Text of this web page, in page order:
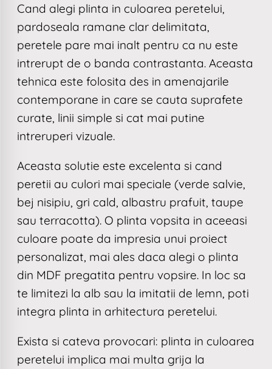
Cand alegi plinta in culoarea peretelui,
pardoseala ramane clar delimitata,
peretele pare mai inalt pentru ca nu este
intrerupt de o banda contrastanta. Aceasta
tehnica este folosita des in amenajarile
contemporane in care se cauta suprafete
curate, linii simple si cat mai putine
intreruperi vizuale.
Aceasta solutie este excelenta si cand
peretii au culori mai speciale (verde salvie,
bej nisipiu, gri cald, albastru prafuit, taupe
sau terracotta). O plinta vopsita in aceeasi
culoare poate da impresia unui proiect
personalizat, mai ales daca alegi o plinta
din MDF pregatita pentru vopsire. In loc sa
te limitezi la alb sau la imitatii de lemn, poti
integra plinta in arhitectura peretelui.
Exista si cateva provocari: plinta in culoarea
peretelui implica mai multa grija la